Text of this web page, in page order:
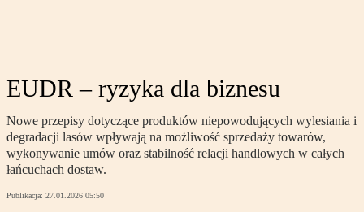
EUDR – ryzyka dla biznesu
Nowe przepisy dotyczące produktów niepowodujących wylesiania i
degradacji lasów wpływają na możliwość sprzedaży towarów,
wykonywanie umów oraz stabilność relacji handlowych w całych
łańcuchach dostaw.
Publikacja: 27.01.2026 05:50